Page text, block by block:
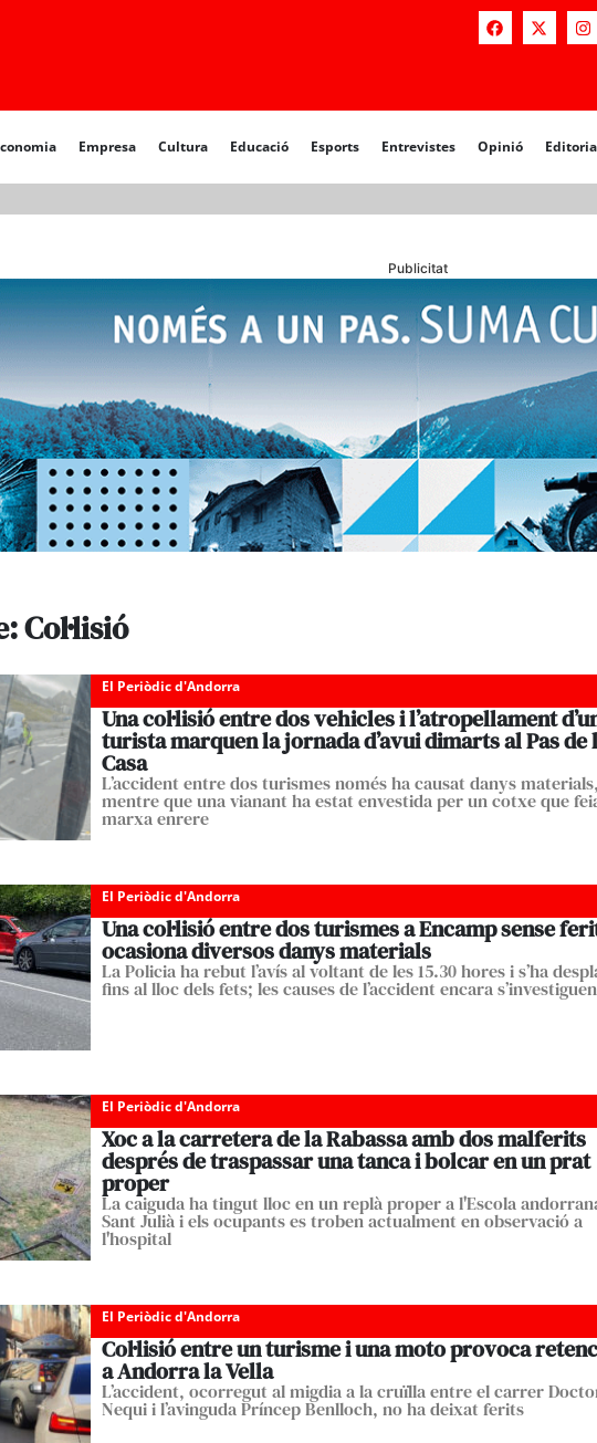
Empresa Cultura Educació Esports Entrevistes Opinió
Opinió Editorial
Publicitat
Col·lisió
El Periòdic d'Andorra
Una col·lisió entre dos vehicles i l’atropellament
turista marquen la jornada d’avui dimarts al Pas de
Casa
L’accident entre dos turismes només ha causat danys materials,
mentre que una vianant ha estat envestida per un cotxe que
marxa enrere
El Periòdic d'Andorra
Una col·lisió entre dos turismes a Encamp sense
ocasiona diversos danys materials
La Policia ha rebut l’avís al voltant de les 15.30 hores i s’ha
fins al lloc dels fets; les causes de l’accident encara s’investiguen
El Periòdic d'Andorra
Xoc a la carretera de la Rabassa amb dos malferits
després de traspassar una tanca i bolcar en un prat
proper
La caiguda ha tingut lloc en un replà proper a l'Escola
Sant Julià i els ocupants es troben actualment en observació a
l'hospital
El Periòdic d'Andorra
Col·lisió entre un turisme i una moto provoca
a Andorra la Vella
L’accident, ocorregut al migdia a la cruïlla entre el carrer
Nequi i l’avinguda Príncep Benlloch, no ha deixat ferits